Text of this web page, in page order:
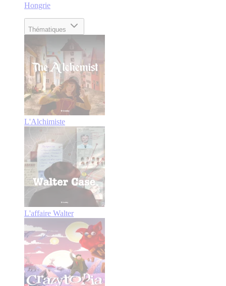
Hongrie
Thématiques
L'Alchimiste
L'affaire Walter